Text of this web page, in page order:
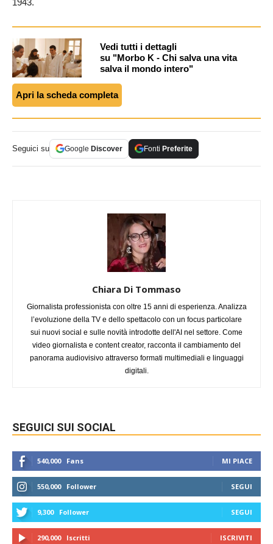
Vedi tutti i dettagli
su "Morbo K - Chi salva una vita
salva il mondo intero"
Apri la scheda completa
Seguici su Google Discover Fonti Preferite
Chiara Di Tommaso
Giornalista professionista con oltre 15 anni di esperienza. Analizza
l’evoluzione della TV e dello spettacolo con un focus particolare
sui nuovi social e sulle novità introdotte dell'AI nel settore. Come
video giornalista e content creator, racconta il cambiamento del
panorama audiovisivo attraverso formati multimediali e linguaggi
digitali.
SEGUICI SUI SOCIAL
540,000 Fans MI PIACE
550,000 Follower SEGUI
9,300 Follower SEGUI
290,000 Iscritti ISCRIVITI